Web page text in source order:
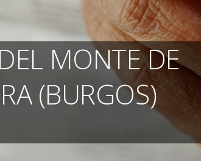
MONTE DE
(BURGOS)